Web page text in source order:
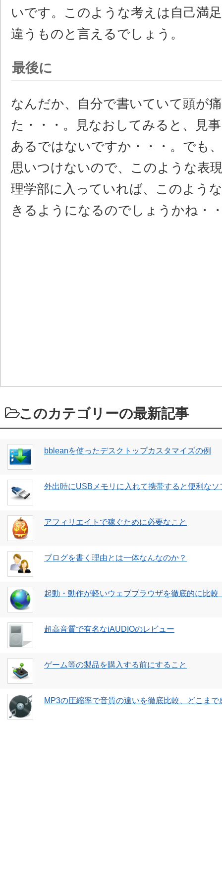
いです。このような考えは自己満
違うものと言えるでしょう。
最後に
なんだか、自分で書いていて頭が
た・・・。見なおしてみると、見
あるではないですか・・・。でも
思いつけないので、このような表
理学部に入っていれば、このよう
きるようになるのでしょうかね・
このカテゴリーの最新記事
bbleanを使ったデスクトップカスタマイズの例
外出時にUSBメモリに入れて携帯すると便利なソ
アフィリエイトで稼ぐために必要なこと
ブログを書く理由とは一体なんなのか？
起動・動作が軽いウェブブラウザを徹底的に比較
超高音質で有名なiAUDIOのレビュー
ゲーム等の製品を購入する前にすること
MP3の圧縮率で音質の違いを徹底比較、どこまで